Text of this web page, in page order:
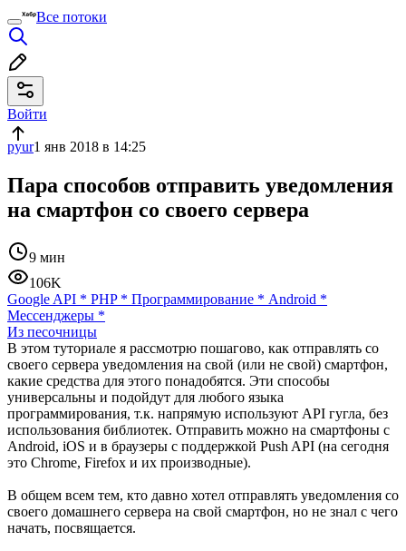
Все потоки
Войти
pyur1 янв 2018 в 14:25
Пара способов отправить уведомления
на смартфон со своего сервера
9 мин
106K
Google API * PHP* Программирование * Android *
Мессенджеры *
Из песочницы
В этом туториале я рассмотрю пошагово, как отправлять со
своего сервера уведомления на свой (или не свой) смартфон,
какие средства для этого понадобятся. Эти способы
универсальны и подойдут для любого языка
программирования, т.к. напрямую используют API гугла, без
использования библиотек. Отправить можно на смартфоны с
Android, iOS и в браузеры с поддержкой Push API (на сегодня
это Chrome, Firefox и их производные).
В общем всем тем, кто давно хотел отправлять уведомления со
своего домашнего сервера на свой смартфон, но не знал с чего
начать, посвящается.